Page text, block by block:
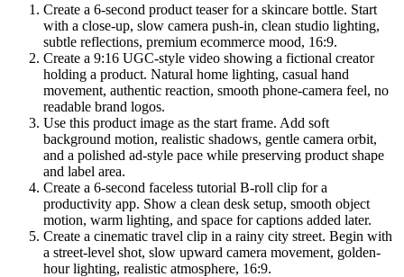
Create a 6-second product teaser for a skincare bottle. Start
with a close-up, slow camera push-in, clean studio lighting,
subtle reflections, premium ecommerce mood, 16:9.
Create a 9:16 UGC-style video showing a fictional creator
holding a product. Natural home lighting, casual hand
movement, authentic reaction, smooth phone-camera feel, no
readable brand logos.
Use this product image as the start frame. Add soft
background motion, realistic shadows, gentle camera orbit,
and a polished ad-style pace while preserving product shape
and label area.
Create a 6-second faceless tutorial B-roll clip for a
productivity app. Show a clean desk setup, smooth object
motion, warm lighting, and space for captions added later.
Create a cinematic travel clip in a rainy city street. Begin with
a street-level shot, slow upward camera movement, golden-
hour lighting, realistic atmosphere, 16:9.